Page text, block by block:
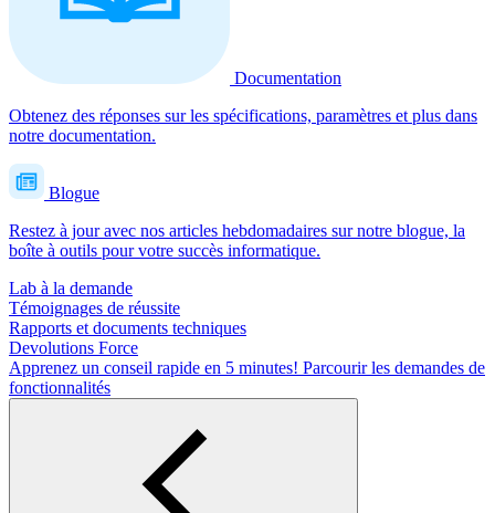
Documentation
Obtenez des réponses sur les spécifications, paramètres et plus dans
notre documentation.
Blogue
Restez à jour avec nos articles hebdomadaires sur notre blogue, la
boîte à outils pour votre succès informatique.
Lab à la demande
Témoignages de réussite
Rapports et documents techniques
Devolutions Force
Apprenez un conseil rapide en 5 minutes! Parcourir les demandes de
fonctionnalités